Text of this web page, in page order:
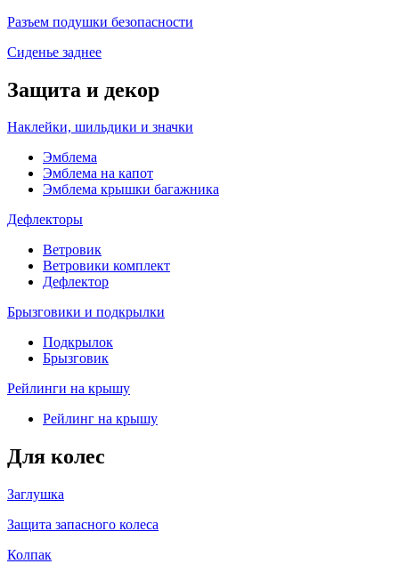
Разъем подушки безопасности
Сиденье заднее
Защита и декор
Наклейки, шильдики и значки
Эмблема
Эмблема на капот
Эмблема крышки багажника
Дефлекторы
Ветровик
Ветровики комплект
Дефлектор
Брызговики и подкрылки
Подкрылок
Брызговик
Рейлинги на крышу
Рейлинг на крышу
Для колес
Заглушка
Защита запасного колеса
Колпак